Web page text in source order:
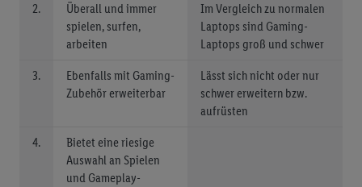
2.
Überall und immer
spielen, surfen,
arbeiten
Im Vergleich zu normalen
Laptops sind Gaming-
Laptops groß und schwer
3.
Ebenfalls mit Gaming-
Zubehör erweiterbar
Lässt sich nicht oder nur
schwer erweitern bzw.
aufrüsten
4.
Bietet eine riesige
Auswahl an Spielen
und Gameplay-